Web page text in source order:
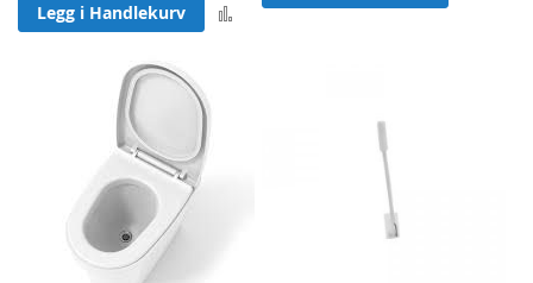
Legg i Handlekurv Legg til sammenligning